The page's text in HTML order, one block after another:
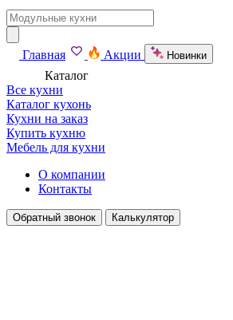
Главная Акции Новинки
Каталог
Все кухни
Каталог кухонь
Кухни на заказ
Купить кухню
Мебель для кухни
О компании
Контакты
Обратный звонок Калькулятор